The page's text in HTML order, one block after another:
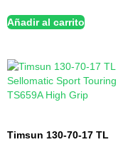
Añadir al carrito
Timsun 130-70-17 TL